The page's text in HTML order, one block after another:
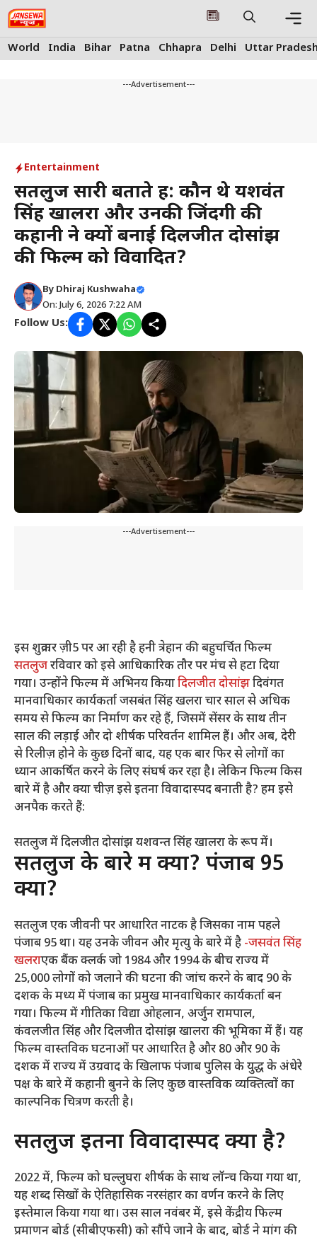
Skip
to
content
World India Bihar Patna Chhapra Delhi Uttar
---Advertisement---
Entertainment
सतलुज सारी बताते हैं: कौन थे यशवंत
सिंह खालरा और उनकी जिंदगी की
कहानी ने क्यों बनाई दिलजीत दोसांझ
की फिल्म को विवादित?
By Dhiraj Kushwaha
On: July 6, 2026 7:22 AM
Follow Us:
---Advertisement---
इस शुक्रवार ज़ी5 पर आ रही है हनी त्रेहान की बहुचर्चित फिल्म
सतलुजरविवार को इसे आधिकारिक तौर पर मंच से हटा दिया
गया। उन्होंने फिल्म में अभिनय कियादिलजीत दोसांझदिवंगत
मानवाधिकार कार्यकर्ता जसबंत सिंह खलरा चार साल से अधिक
समय से फिल्म का निर्माण कर रहे हैं, जिसमें सेंसर के साथ तीन
साल की लड़ाई और दो शीर्षक परिवर्तन शामिल हैं। और अब, देरी
से रिलीज़ होने के कुछ दिनों बाद, यह एक बार फिर से लोगों का
ध्यान आकर्षित करने के लिए संघर्ष कर रहा है। लेकिन फिल्म किस
बारे में है और क्या चीज़ इसे इतना विवादास्पद बनाती है? हम इसे
अनपैक करते हैं:
सतलुज में दिलजीत दोसांझ यशवन्त सिंह खालरा के रूप में।
सतलुज के बारे में क्या? पंजाब 95
क्यों?
सतलुज एक जीवनी पर आधारित नाटक है जिसका नाम पहले
पंजाब 95 था। यह उनके जीवन और मृत्यु के बारे में है -जसवंत सिंह
खलराएक बैंक क्लर्क जो 1984 और 1994 के बीच राज्य में
25,000 लोगों को जलाने की घटना की जांच करने के बाद 90 के
दशक के मध्य में पंजाब का प्रमुख मानवाधिकार कार्यकर्ता बन
गया। फिल्म में गीतिका विद्या ओहलान, अर्जुन रामपाल,
कंवलजीत सिंह और दिलजीत दोसांझ खालरा की भूमिका में हैं। यह
फिल्म वास्तविक घटनाओं पर आधारित है और 80 और 90 के
दशक में राज्य में उग्रवाद के खिलाफ पंजाब पुलिस के युद्ध के अंधेरे
पक्ष के बारे में कहानी बुनने के लिए कुछ वास्तविक व्यक्तित्वों का
काल्पनिक चित्रण करती है।
सतलुज इतना विवादास्पद क्यों है?
2022 में, फिल्म को घल्लुघरा शीर्षक के साथ लॉन्च किया गया था,
यह शब्द सिखों के ऐतिहासिक नरसंहार का वर्णन करने के लिए
इस्तेमाल किया गया था। उस साल नवंबर में, इसे केंद्रीय फिल्म
प्रमाणन बोर्ड (सीबीएफसी) को सौंपे जाने के बाद, बोर्ड ने मांग की